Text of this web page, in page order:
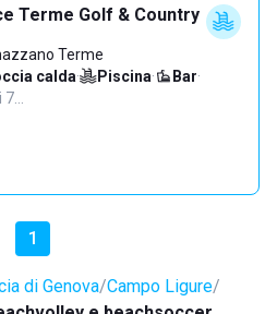
Terme Golf & Country
Terme
calda· Piscina· Bar·
1
di Genova Campo Ligure